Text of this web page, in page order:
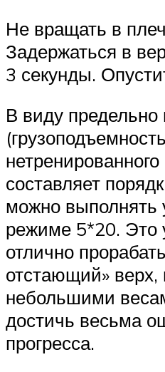
Не вращать в
Задержаться в
3 секунды.
В виду предельно
составляет
можно выполнять
режиме 5*20. Это
отлично
отстающий»
небольшими
достичь весьма
прогресса.